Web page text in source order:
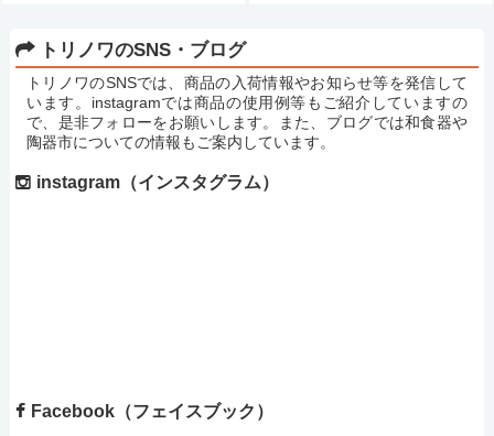
トリノワのSNS・ブログ
トリノワのSNSでは、商品の入荷情報やお知らせ等を発信して
います。instagramでは商品の使用例等もご紹介していますの
で、是非フォローをお願いします。また、ブログでは和食器や
陶器市についての情報もご案内しています。
instagram（インスタグラム）
Facebook（フェイスブック）